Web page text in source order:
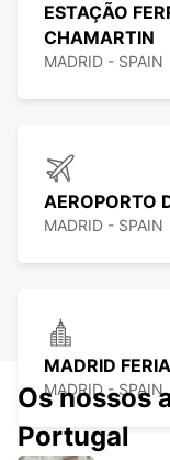
ESTAÇÃO
CHAMARTIN
MADRID - SPAIN
AEROPORTO
MADRID - SPAIN
MADRID
MADRID - SPAIN
Os nossos
Portugal